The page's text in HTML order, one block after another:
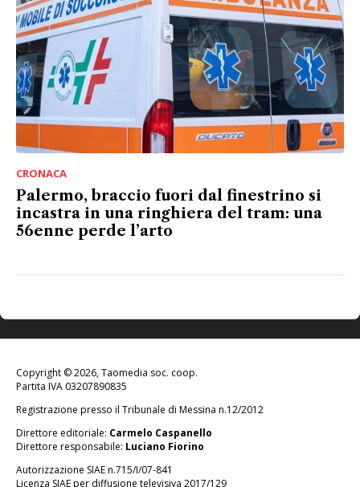
CRONACA
Palermo, braccio fuori dal finestrino si
incastra in una ringhiera del tram: una
56enne perde l’arto
Copyright © 2026, Taomedia soc. coop.
Partita IVA 03207890835
Registrazione presso il Tribunale di Messina n.12/2012
Direttore editoriale: Carmelo Caspanello
Direttore responsabile: Luciano Fiorino
Autorizzazione SIAE n.715/I/07-841
Licenza SIAE per diffusione televisiva 2017/129